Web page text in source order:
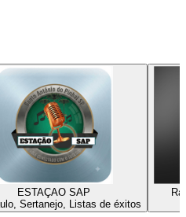
ESTAÇAO SAP
Sertanejo, Listas de éxitos